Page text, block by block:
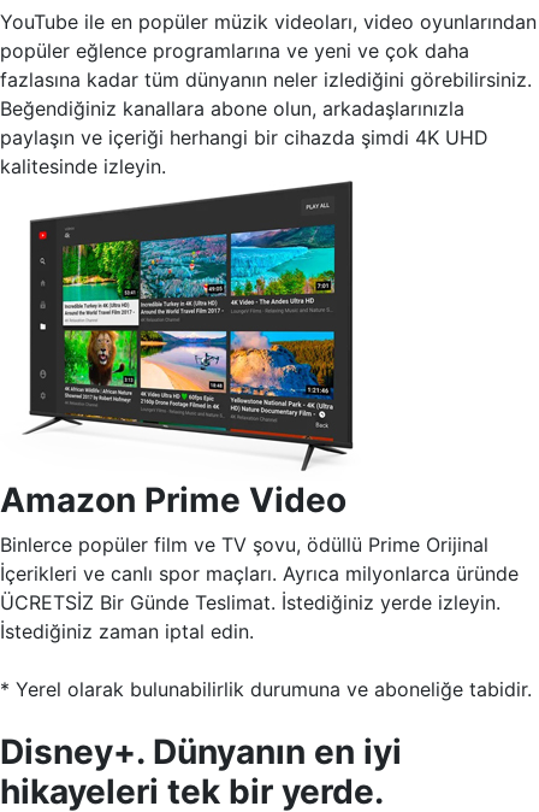
YouTube ile en popüler müzik videoları, video oyunlarından
popüler eğlence programlarına ve yeni ve çok daha
fazlasına kadar tüm dünyanın neler izlediğini görebilirsiniz.
Beğendiğiniz kanallara abone olun, arkadaşlarınızla
paylaşın ve içeriği herhangi bir cihazda şimdi 4K UHD
kalitesinde izleyin.
Amazon Prime Video
Binlerce popüler film ve TV şovu, ödüllü Prime Orijinal
İçerikleri ve canlı spor maçları. Ayrıca milyonlarca üründe
ÜCRETSİZ Bir Günde Teslimat. İstediğiniz yerde izleyin.
İstediğiniz zaman iptal edin.
* Yerel olarak bulunabilirlik durumuna ve aboneliğe tabidir.
Disney+. Dünyanın en iyi
hikayeleri tek bir yerde.